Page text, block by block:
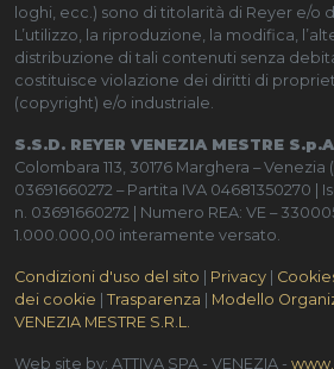
loghi, ecc.) sono di titolarità di Reyer e/o
L’utilizzo, la riproduzione, la modifica,
distribuzione di tali contenuti senza
costituisce violazione dei diritti di
(copyright) e/o industriale.
S.S.D. REYER VENEZIA MESTRE
Colombara 113, 30176 Marghera – Venezia
03691660272 – Partita IVA 04681350270 |
n. 03691660272 | Numero REA: VE –
1.000.000,00 interamente versato.
Condizioni d'uso del sito | Privacy |
dei cookie | Trasparenza | Modello
VENEZIA MESTRE S.R.L.
Web site by: ATTIVA SPA - VENEZIA -